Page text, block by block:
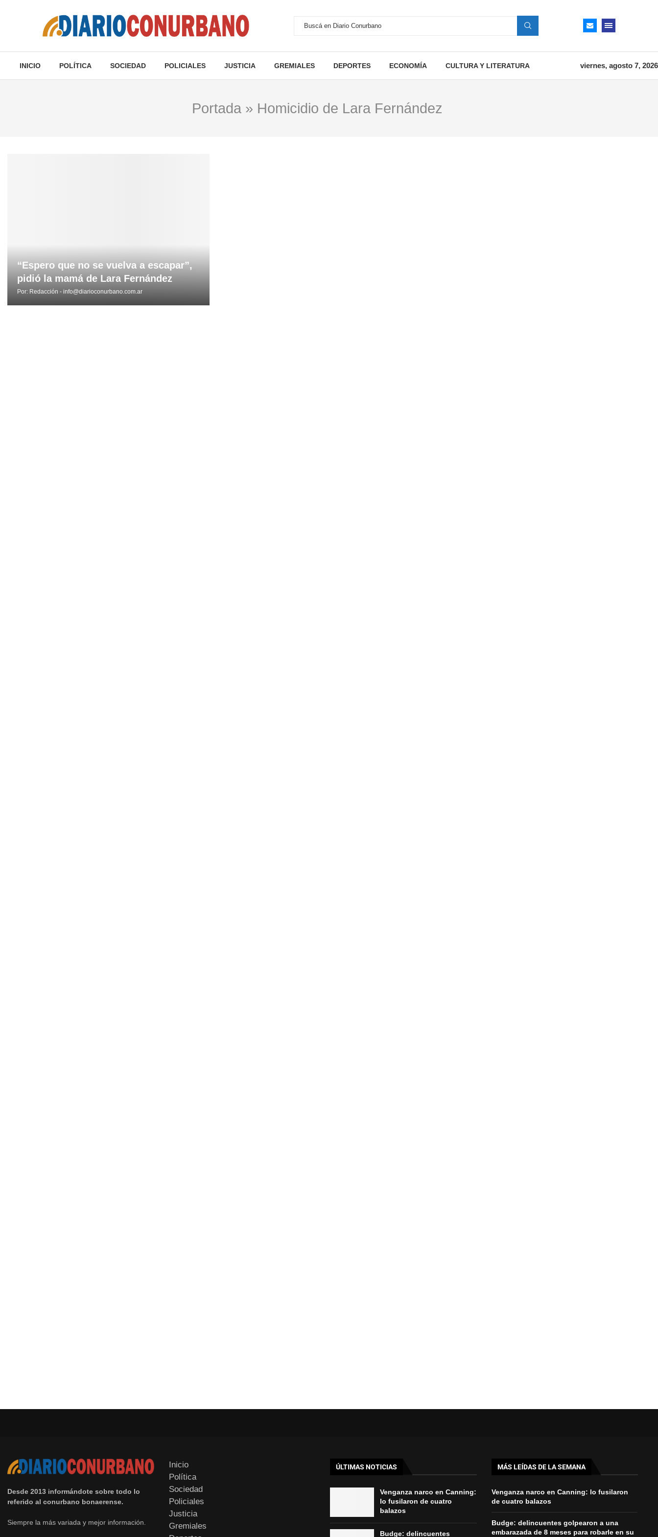
INICIO POLÍTICA SOCIEDAD POLICIALES JUSTICIA GREMIALES DEPORTES ECONOMÍA CULTURA Y LITERATURA viernes, agosto 7, 2026
Portada » Homicidio de Lara Fernández
“Espero que no se vuelva a escapar”,
pidió la mamá de Lara Fernández
Por: Redacción - info@diarioconurbano.com.ar
Desde 2013 informándote sobre todo lo
referido al conurbano bonaerense.
Siempre la más variada y mejor información.
Inicio
Política
Sociedad
Policiales
Justicia
Gremiales
ÚLTIMAS NOTICIAS
Venganza narco en Canning:
lo fusilaron de cuatro
balazos
Budge: delincuentes
MÁS LEÍDAS DE LA SEMANA
Venganza narco en Canning: lo fusilaron
de cuatro balazos
Budge: delincuentes golpearon a una
embarazada de 8 meses para robarle en su